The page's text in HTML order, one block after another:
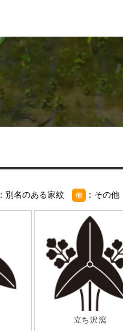
：別名のある家紋 他 ：その他
立ち沢瀉